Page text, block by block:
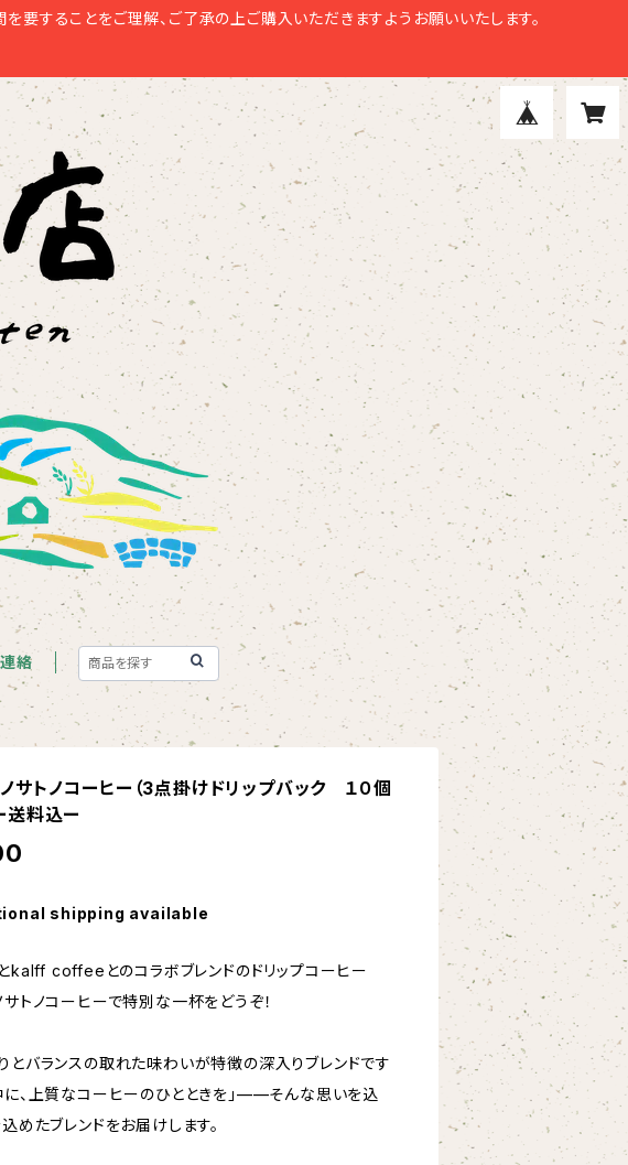
することをご理解、ご了承の上ご購入いただきますようお願いいたします。
絡
サトノコーヒー（3点掛けドリップバック １０個
送料込ー
shipping available
kalff coffeeとのコラボブレンドのドリップコーヒー
サトノコーヒーで特別な一杯をどうぞ！
とバランスの取れた味わいが特徴の深入りブレンドです
に、上質なコーヒーのひとときを」——そんな思いを込
めたブレンドをお届けします。